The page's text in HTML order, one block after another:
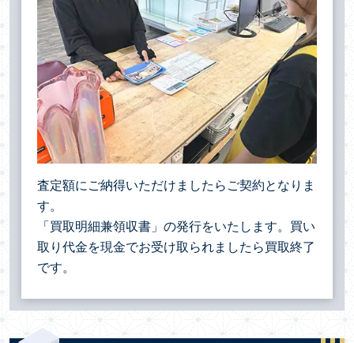
査定額にご納得いただけましたらご契約となりま
す。
「買取明細兼領収書」の発行をいたします。買い
取り代金を現金でお受け取られましたら買取終了
です。